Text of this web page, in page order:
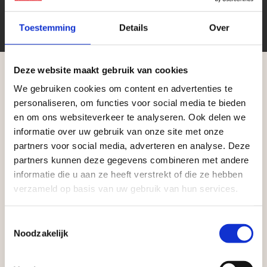
Toestemming Details Over
Deze website maakt gebruik van cookies
We gebruiken cookies om content en advertenties te
personaliseren, om functies voor social media te bieden
en om ons websiteverkeer te analyseren. Ook delen we
informatie over uw gebruik van onze site met onze
partners voor social media, adverteren en analyse. Deze
partners kunnen deze gegevens combineren met andere
informatie die u aan ze heeft verstrekt of die ze hebben
verzameld op basis van uw gebruik van hun services.
Noodzakelijk
Zakelijke klant worden
Vego Tuinmaterialen is de meest geschikte partner
voor zakelijke klanten op zoek naar tuin- en
infraproducten. Als professionele leverancier van
tuinmaterialen bieden wij een breed assortiment
aan producten van topkwaliteit. Lees meer over de
Aangepaste openingstijden tijdens de
vakantieperiode
Waardenburg en Vego Dordrecht hanteren tijdens
de vakantieperiode aangepaste openingstijden op
zaterdag. Bekijk de vestigingspagina voor de
actuele openingstijden.